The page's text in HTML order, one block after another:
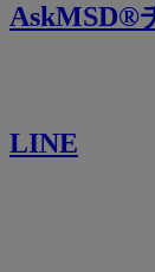
AskMSD®
LINE